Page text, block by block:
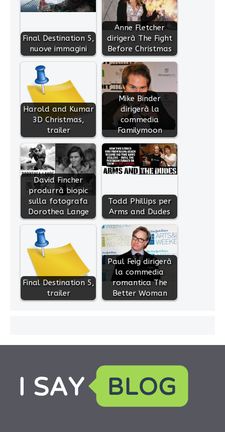
Final Destination 5,
nuove immagini
Anne Fletcher
dirigerà The Fight
Before Christmas
Harold and Kumar
3D Christmas,
trailer
Mike Binder
dirigerà la
commedia
Familymoon
David Fincher
produrrà biopic
sulla fotografa
Dorothea Lange
Todd Phillips per
Arms and Dudes
Final Destination 5,
trailer
Paul Feig dirigerà
la commedia
romantica The
Better Woman